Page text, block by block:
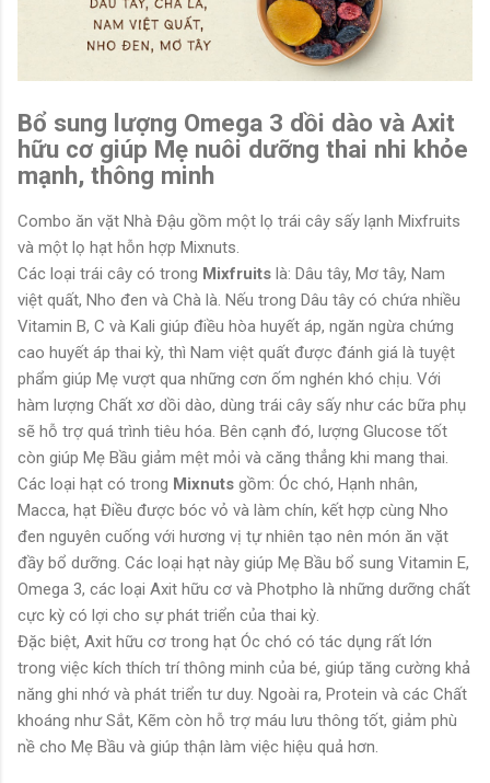
Bổ sung lượng Omega 3 dồi dào và Axit
hữu cơ giúp Mẹ nuôi dưỡng thai nhi khỏe
mạnh, thông minh
Combo ăn vặt Nhà Đậu gồm một lọ trái cây sấy lạnh Mixfruits
và một lọ hạt hỗn hợp Mixnuts.
Các loại trái cây có trong Mixfruits là: Dâu tây, Mơ tây, Nam
việt quất, Nho đen và Chà là. Nếu trong Dâu tây có chứa nhiều
Vitamin B, C và Kali giúp điều hòa huyết áp, ngăn ngừa chứng
cao huyết áp thai kỳ, thì Nam việt quất được đánh giá là tuyệt
phẩm giúp Mẹ vượt qua những cơn ốm nghén khó chịu. Với
hàm lượng Chất xơ dồi dào, dùng trái cây sấy như các bữa phụ
sẽ hỗ trợ quá trình tiêu hóa. Bên cạnh đó, lượng Glucose tốt
còn giúp Mẹ Bầu giảm mệt mỏi và căng thẳng khi mang thai.
Các loại hạt có trong Mixnuts gồm: Óc chó, Hạnh nhân,
Macca, hạt Điều được bóc vỏ và làm chín, kết hợp cùng Nho
đen nguyên cuống với hương vị tự nhiên tạo nên món ăn vặt
đầy bổ dưỡng. Các loại hạt này giúp Mẹ Bầu bổ sung Vitamin E,
Omega 3, các loại Axit hữu cơ và Photpho là những dưỡng chất
cực kỳ có lợi cho sự phát triển của thai kỳ.
Đặc biệt, Axit hữu cơ trong hạt Óc chó có tác dụng rất lớn
trong việc kích thích trí thông minh của bé, giúp tăng cường khả
năng ghi nhớ và phát triển tư duy. Ngoài ra, Protein và các Chất
khoáng như Sắt, Kẽm còn hỗ trợ máu lưu thông tốt, giảm phù
nề cho Mẹ Bầu và giúp thận làm việc hiệu quả hơn.